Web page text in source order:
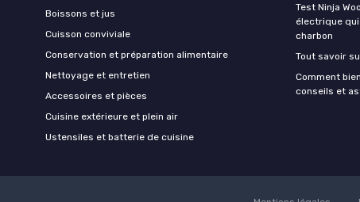
Boissons et jus
Cuisson conviviale
Conservation et préparation alimentaire
Nettoyage et entretien
Accessoires et pièces
Cuisine extérieure et plein air
Ustensiles et batterie de cuisine
Test Ninja
électrique qui
charbon
Tout savoir
Comment
conseils et